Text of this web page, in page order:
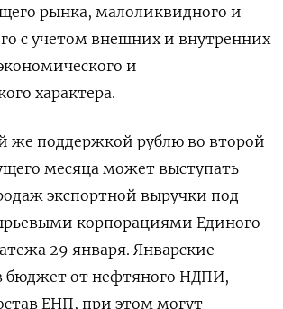
рынка, малоликвидного и
с учетом внешних и внутренних
и
характера.
же поддержкой рублю во второй
месяца может выступать
экспортной выручки под
корпорациями Единого
29 января. Январские
бюджет от нефтяного НДПИ,
ЕНП, при этом могут